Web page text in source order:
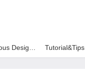
Tutorial&Tips